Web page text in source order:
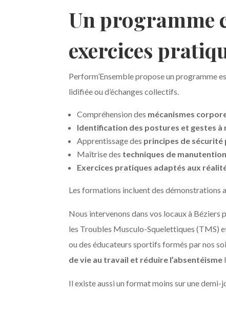
Un programme
exercices
Perform’Ensemble propose un programme
lidifiée ou d’échanges collectifs.
Compréhension des mécanismes
Identification des postures et gestes à
Apprentissage des principes de sécurité
Maîtrise des techniques de
Exercices pratiques adaptés aux
Les formations incluent des démonstrations
Nous intervenons dans vos locaux à
les Troubles Musculo-Squelettiques (TMS)
ou des éducateurs sportifs formés par nos
de vie au travail et réduire l’absentéisme
Il existe aussi un format moins sur une demi-